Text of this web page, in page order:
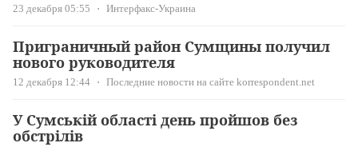
23 декабря 05:55 Интерфакс-Украина
Приграничный район Сумщины получил
нового руководителя
12 декабря 12:44 Последние новости на сайте korrespondent.net
У Сумській області день пройшов без
обстрілів